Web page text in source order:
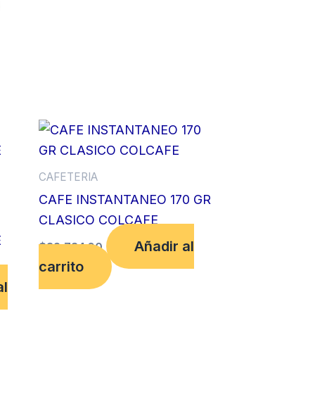
CAFETERIA
CAFE INSTANTANEO 170 GR
CLASICO COLCAFE
$32,734.00
Añadir al
carrito